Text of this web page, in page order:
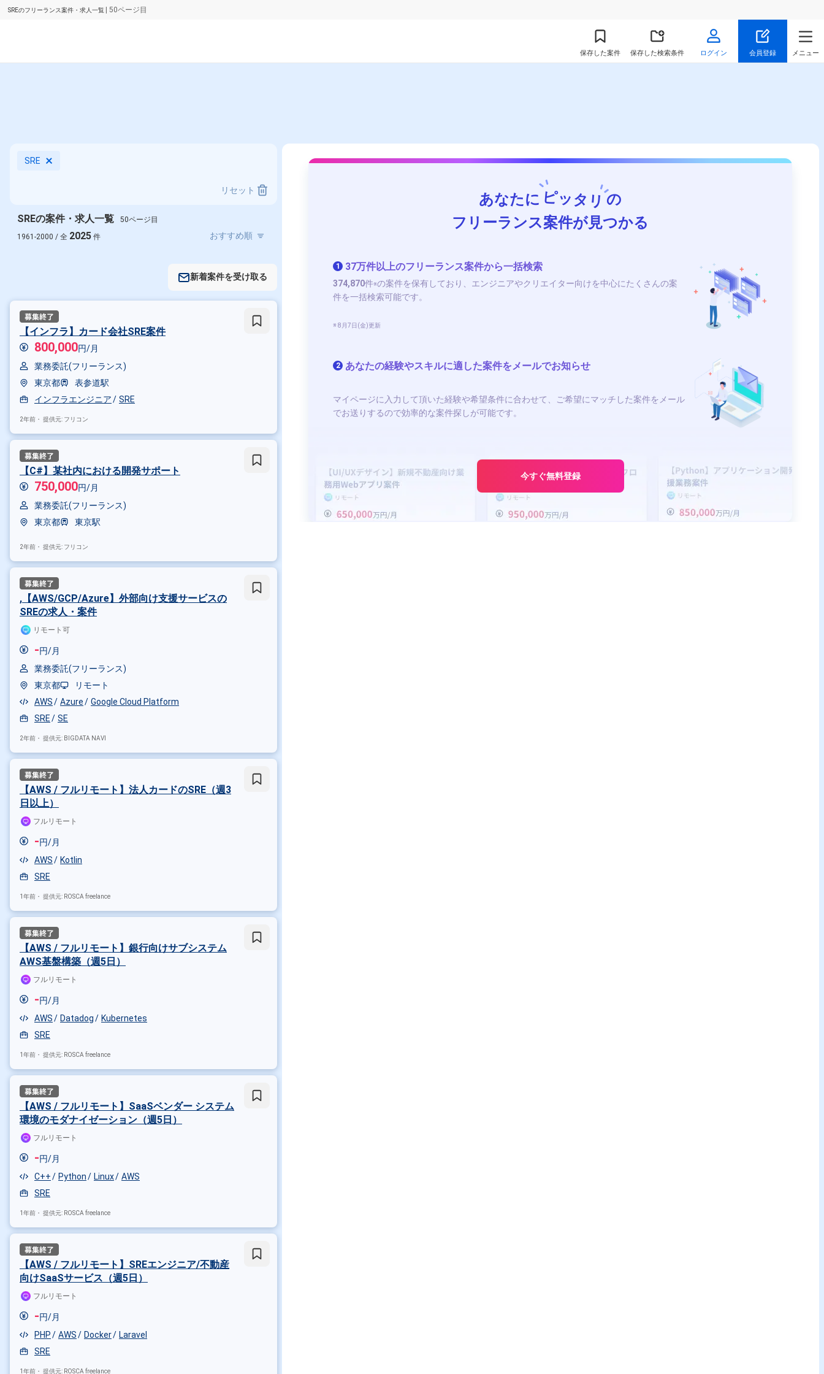
SREのフリーランス案件・求人一覧 | 50ページ目
保存した案件 保存した検索条件 ログイン 会員登録 メニュー
SRE
リセット
SREの案件・求人一覧
50ページ目
1961-2000 / 全 2025 件
新着案件を受け取る
【インフラ】カード会社SRE案件
800,000円/月
業務委託(フリーランス)
東京都
表参道駅
インフラエンジニア
SRE
2年前・ 提供元: フリコン
【C#】某社内における開発サポート
750,000円/月
業務委託(フリーランス)
東京都
東京駅
2年前・ 提供元: フリコン
,【AWS/GCP/Azure】外部向け支援サービスの
SREの求人・案件
リモート可
-円/月
業務委託(フリーランス)
東京都
リモート
AWS
Azure
Google Cloud Platform
SRE
SE
2年前・ 提供元: BIGDATA NAVI
【AWS / フルリモート】法人カードのSRE（週3
日以上）
フルリモート
-円/月
AWS
Kotlin
SRE
1年前・ 提供元: ROSCA freelance
【AWS / フルリモート】銀行向けサブシステム
AWS基盤構築（週5日）
フルリモート
-円/月
AWS
Datadog
Kubernetes
SRE
1年前・ 提供元: ROSCA freelance
【AWS / フルリモート】SaaSベンダー システム
環境のモダナイゼーション（週5日）
フルリモート
-円/月
C++
Python Linux
AWS
SRE
1年前・ 提供元: ROSCA freelance
【AWS / フルリモート】SREエンジニア/不動産
向けSaaSサービス（週5日）
フルリモート
-円/月
PHP
AWS Docker
Laravel
SRE
1年前・ 提供元: ROSCA freelance
あなたに ピッタリの
フリーランス案件が見つかる
1 37万件以上のフリーランス案件から一括検索
374,870件※の案件を保有しており、エンジニアやクリエイター向けを中心にたくさんの案
件を一括検索可能です。
※ 8月7日(金)更新
2 あなたの経験やスキルに適した案件をメールでお知らせ
マイページに入力して頂いた経験や希望条件に合わせて、ご希望にマッチした案件をメール
でお送りするので効率的な案件探しが可能です。
今すぐ無料登録